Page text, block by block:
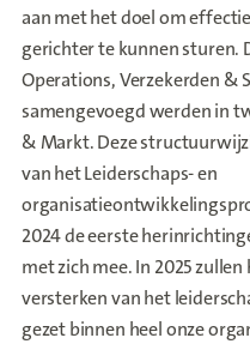
aan met het doel om
gerichter te kunnen sturen.
Operations, Verzekerden &
samengevoegd werden in
& Markt. Deze
van het Leiderschaps- en
2024 de eerste
met zich mee. In 2025
versterken van het
gezet binnen heel onze